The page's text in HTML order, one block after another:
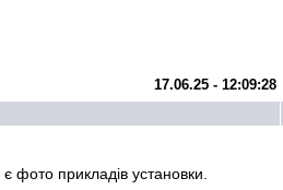
17.06.25 - 12:09:28
фото прикладів установки.